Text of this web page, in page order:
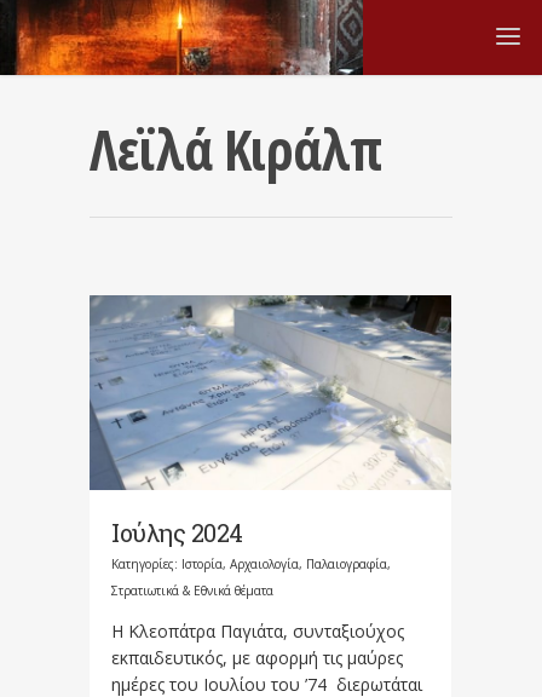
Λεϊλά Κιράλπ
Ιούλης 2024
Κατηγορίες: Ιστορία, Αρχαιολογία, Παλαιογραφία,
Στρατιωτικά & Εθνικά θέματα
Η Κλεοπάτρα Παγιάτα, συνταξιούχος
εκπαιδευτικός, με αφορμή τις μαύρες
ημέρες του Ιουλίου του ’74 διερωτάται